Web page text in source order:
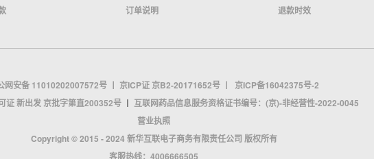
订单说明
退款时效
网安备 11010202007572号 丨 京ICP证 京B2-20171652号 丨 京ICP备16042375号-2
证 新出发 京批字第直200352号 丨 互联网药品信息服务资格证书编号：(京)-非经营性-2022-0045
营业执照
Copyright © 2015 - 2024 新华互联电子商务有限责任公司 版权所有
客服热线：4006666505